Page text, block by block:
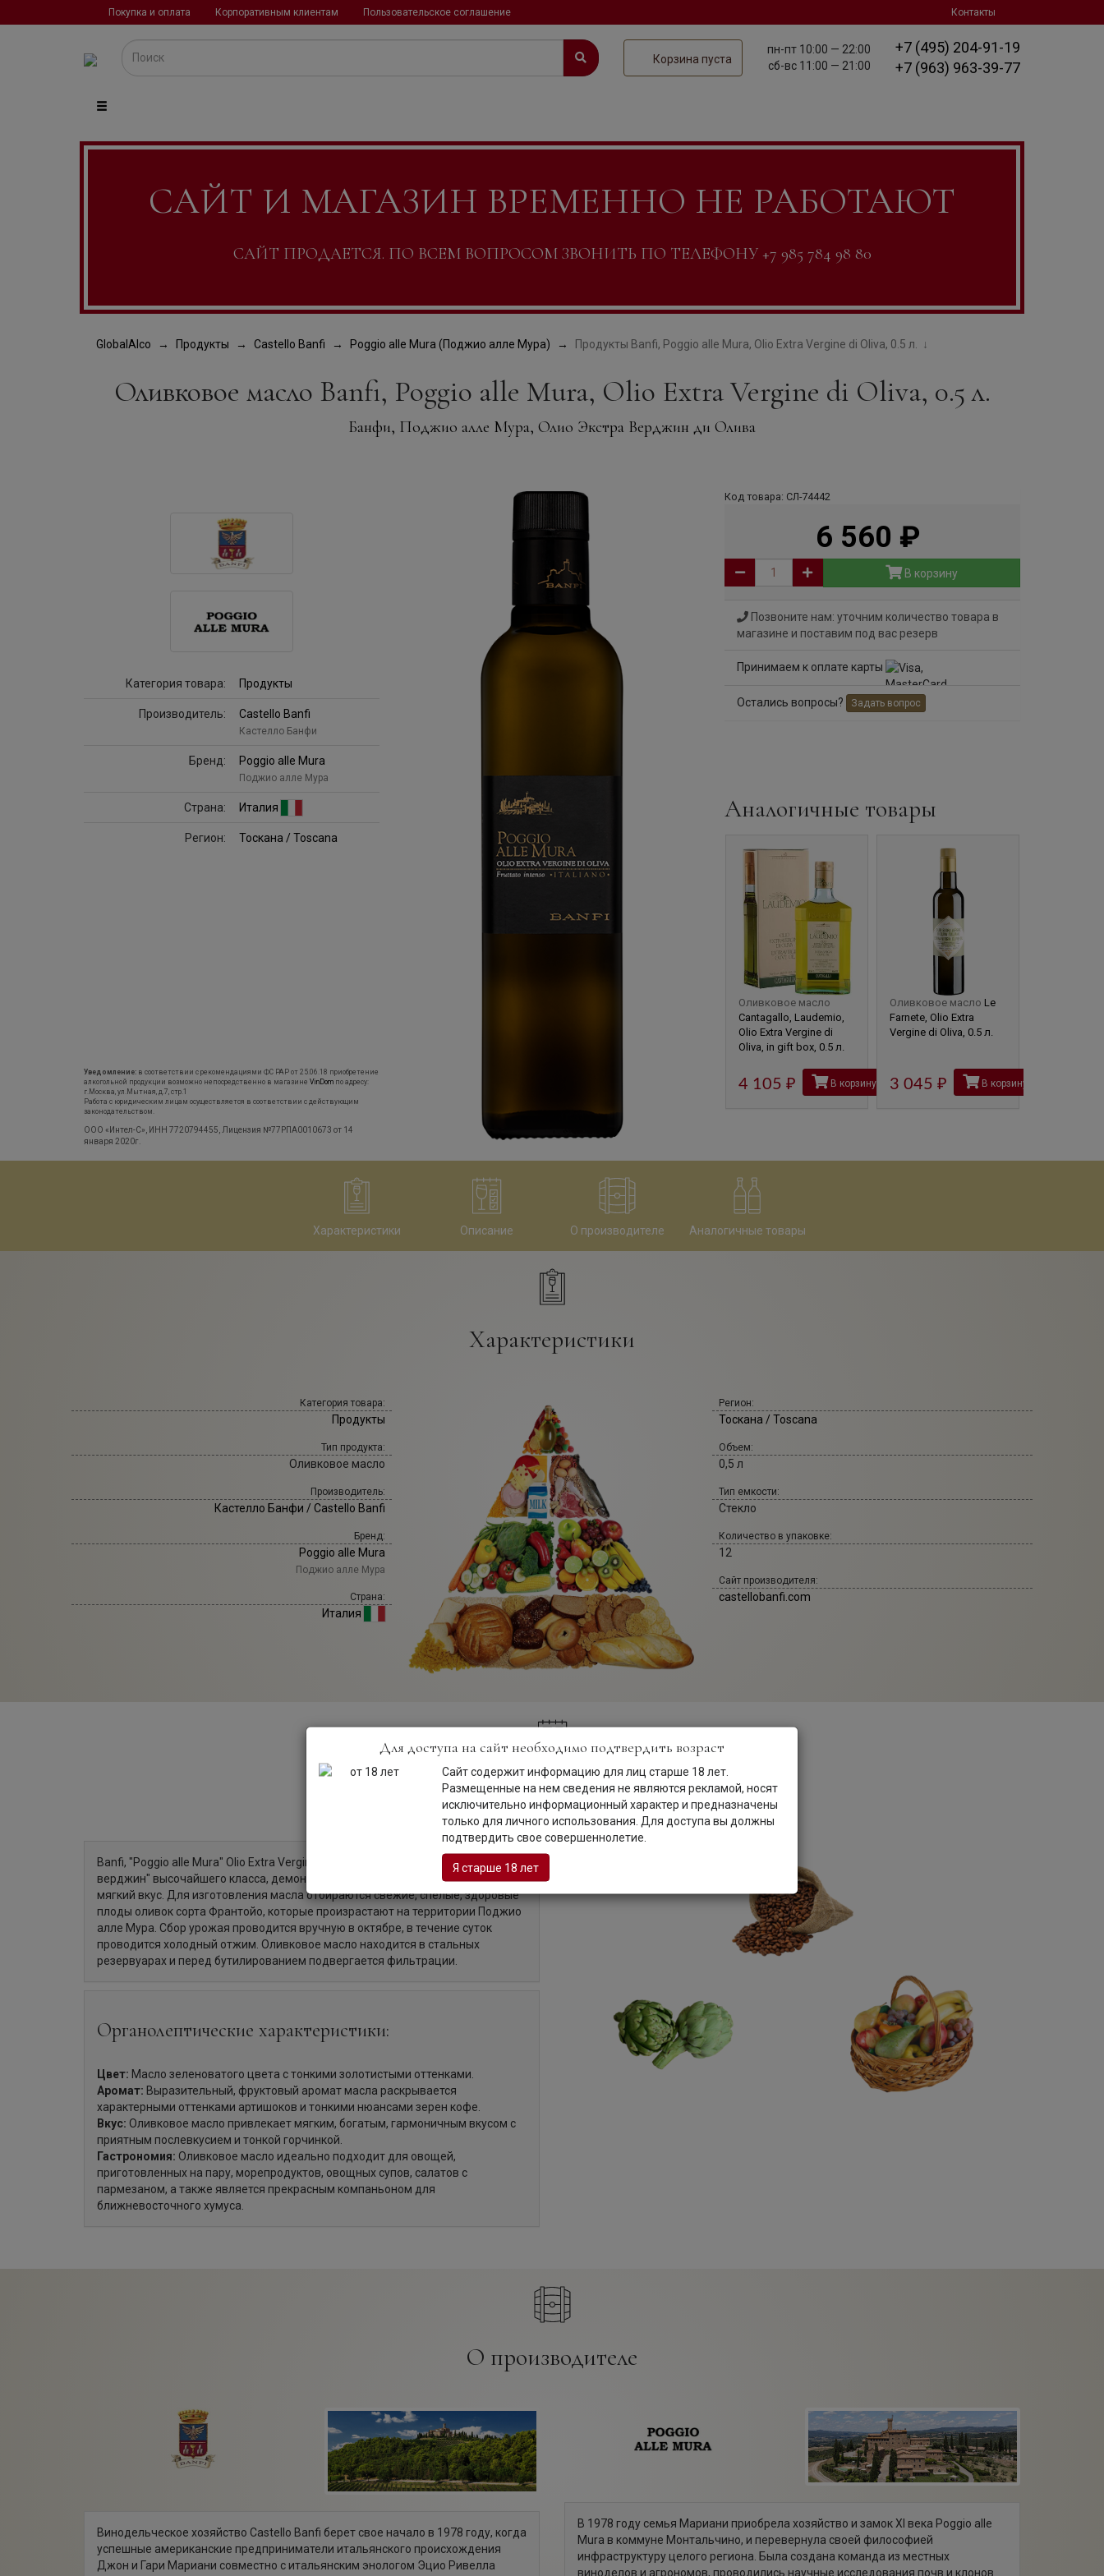
Покупка и оплата Корпоративным клиентам Пользовательское соглашение Контакты
Корзина пуста
пн-пт 10:00 — 22:00
сб-вс 11:00 — 21:00
+7 (495) 204-91-19
+7 (963) 963-39-77
САЙТ И МАГАЗИН ВРЕМЕННО НЕ РАБОТАЮТ
САЙТ ПРОДАЕТСЯ. ПО ВСЕМ ВОПРОСОМ ЗВОНИТЬ ПО ТЕЛЕФОНУ +7 985 784 98 80
GlobalAlco Продукты Castello Banfi Poggio alle Mura (Поджио алле Мура) Продукты Banfi, Poggio alle Mura, Olio Extra Vergine di Oliva, 0.5 л.
Оливковое масло Banfi, Poggio alle Mura, Olio Extra Vergine di Oliva, 0.5 л.
Банфи, Поджио алле Мура, Олио Экстра Верджин ди Олива
Код товара: СЛ-74442
6 560
В корзину
Позвоните нам: уточним количество товара в
магазине и поставим под вас резерв
Принимаем к оплате карты
Остались вопросы? Задать вопрос
Аналогичные товары
Оливковое масло
Cantagallo, Laudemio,
Olio Extra Vergine di
Oliva, in gift box, 0.5 л.
4 105 рубВ корзину
Оливковое масло Le
Farnete, Olio Extra
Vergine di Oliva, 0.5 л.
3 045 рубВ корзину
Категория товара: Продукты
Производитель: Castello Banfi
Кастелло Банфи
Бренд: Poggio alle Mura
Поджио алле Мура
Страна: Италия
Регион: Тоскана / Toscana
Уведомление: в соответствии с рекомендациями ФС РАР от 25.06.18 приобретение
алкогольной продукции возможно непосредственно в магазине VinDom по адресу:
г.Москва, ул.Мытная, д.7, стр.1
Работа с юридическим лицам осуществляется в соответствии с действующим
законодательством.
ООО «Интел-С», ИНН 7720794455, Лицензия №77РПА0010673 от 14
января 2020г.
Характеристики Описание О производителе Аналогичные товары
Характеристики
Категория товара:
Продукты
Тип продукта:
Оливковое масло
Производитель:
Кастелло Банфи / Castello Banfi
Бренд:
Poggio alle Mura
Поджио алле Мура
Страна:
Италия
Регион:
Тоскана / Toscana
Объем:
0,5 л
Тип емкости:
Стекло
Количество в упаковке:
12
Сайт производителя:
castellobanfi.com
Описание
Banfi, "Poggio alle Mura" Olio Extra Vergine di Oliva — оливковое масло "экстра
верджин" высочайшего класса, демонстрирующее превосходный аромат и
мягкий вкус. Для изготовления масла отбираются свежие, спелые, здоровые
плоды оливок сорта Франтойо, которые произрастают на территории Поджио
алле Мура. Сбор урожая проводится вручную в октябре, в течение суток
проводится холодный отжим. Оливковое масло находится в стальных
резервуарах и перед бутилированием подвергается фильтрации.
Органолептические характеристики:
Цвет: Масло зеленоватого цвета с тонкими золотистыми оттенками.
Аромат: Выразительный, фруктовый аромат масла раскрывается
характерными оттенками артишоков и тонкими нюансами зерен кофе.
Вкус: Оливковое масло привлекает мягким, богатым, гармоничным вкусом с
приятным послевкусием и тонкой горчинкой.
Гастрономия: Оливковое масло идеально подходит для овощей,
приготовленных на пару, морепродуктов, овощных супов, салатов с
пармезаном, а также является прекрасным компаньоном для
ближневосточного хумуса.
О производителе
Винодельческое хозяйство Castello Banfi берет свое начало в 1978 году, когда
успешные американские предприниматели итальянского происхождения
Джон и Гари Мариани совместно с итальянским энологом Эцио Ривелла
В 1978 году семья Мариани приобрела хозяйство и замок XI века Poggio alle
Mura в коммуне Монтальчино, и перевернула своей философией
инфраструктуру целого региона. Была создана команда из местных
виноделов и агрономов, проводились научные исследования почв и клонов
Для доступа на сайт необходимо подтвердить возраст
Сайт содержит информацию для лиц старше 18 лет.
Размещенные на нем сведения не являются рекламой, носят
исключительно информационный характер и предназначены
только для личного использования. Для доступа вы должны
подтвердить свое совершеннолетие.
Я старше 18 лет